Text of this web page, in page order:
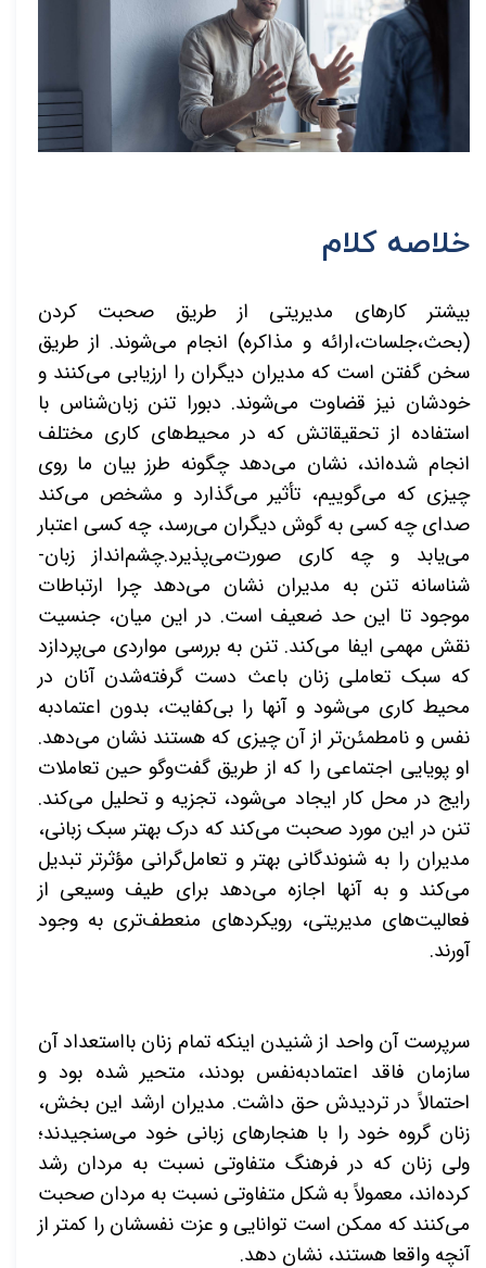
خلاصه کلام
بیشتر کارهای مدیریتی از طریق صحبت کردن
(بحث،جلسات،ارائه و مذاکره) انجام می­‌شوند. از طریق
سخن گفتن است که مدیران دیگران را ارزیابی می­‌کنند و
خودشان نیز قضاوت می­‌شوند. دبورا تنن زبان­‌شناس با
استفاده از تحقیقاتش که در محیط‌­های کاری مختلف
انجام شده­‌اند، نشان می‌­دهد چگونه طرز بیان ما روی
چیزی که می­‌گوییم، تأثیر می­‌گذارد و مشخص می­‌کند
صدای چه کسی به گوش دیگران می‌­رسد، چه کسی اعتبار
می‌­یابد و چه کاری صورت‌می­‌پذیرد.چشم‌انداز زبان‌­
شناسانه تنن به مدیران نشان می­‌دهد چرا ارتباطات
موجود تا این حد ضعیف است. در این میان، جنسیت
نقش مهمی ایفا می­‌کند. تنن به بررسی مواردی می­‌پردازد
که سبک تعاملی زنان باعث دست گرفته‌شدن آنان در
محیط کاری می­‌شود و آن­ها را بی­‌کفایت، بدون اعتمادبه­‌
نفس و نامطمئن­‌تر از آن چیزی که هستند نشان می‌­دهد.
او پویایی اجتماعی را که از طریق گفت‌­وگو حین تعاملات
رایج در محل کار ایجاد می‌­شود، تجزیه و تحلیل می­‌کند.
تنن در این مورد صحبت می­‌کند که درک بهتر سبک زبانی،
مدیران را به شنوندگانی بهتر و تعامل­‌گرانی مؤثرتر تبدیل
می­‌کند و به آن­ها اجازه می­‌دهد برای طیف وسیعی از
فعالیت‌­های مدیریتی، رویکردهای منعطف‌­تری به وجود
آورند.
سرپرست آن واحد از شنیدن اینکه تمام زنان بااستعداد آن
سازمان فاقد اعتمادبه­‌نفس بودند، متحیر شده بود و
احتمالاً در تردیدش حق داشت. مدیران ارشد این بخش،
زنان گروه خود را با هنجارهای زبانی خود می­‌سنجیدند؛
ولی زنان که در فرهنگ متفاوتی نسبت به مردان رشد
کرده‌­اند، معمولاً به شکل متفاوتی نسبت به مردان صحبت
می­‌کنند که ممکن است توانایی و عزت نفسشان را کمتر از
آنچه واقعا هستند، نشان دهد.